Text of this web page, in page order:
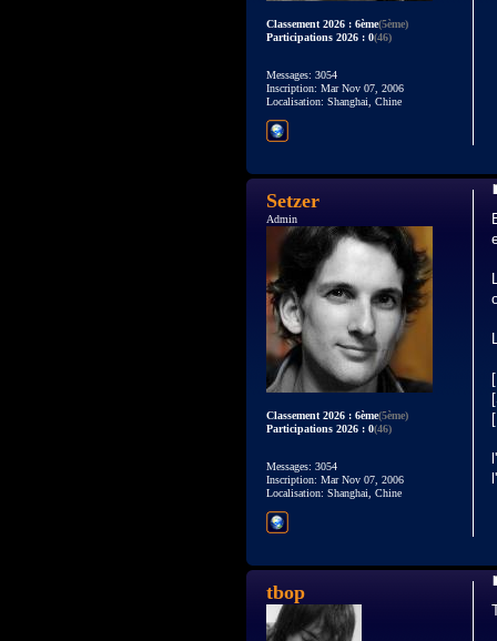
Classement 2026 : 6ème(5ème)
Participations 2026 : 0(46)
Messages: 3054
Inscription: Mar Nov 07, 2006
Localisation: Shanghai, Chine
Setzer
Admin
Classement 2026 : 6ème(5ème)
Participations 2026 : 0(46)
Messages: 3054
Inscription: Mar Nov 07, 2006
Localisation: Shanghai, Chine
tbop